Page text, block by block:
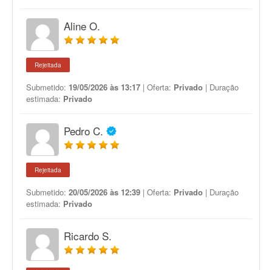
Aline O.
Rejeitada
Submetido: 19/05/2026 às 13:17 | Oferta: Privado | Duração
estimada: Privado
Pedro C.
Rejeitada
Submetido: 20/05/2026 às 12:39 | Oferta: Privado | Duração
estimada: Privado
Ricardo S.